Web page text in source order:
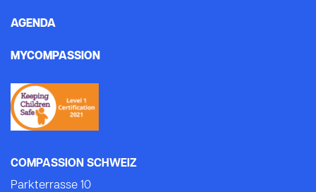
AGENDA
MYCOMPASSION
COMPASSION SCHWEIZ
Parkterrasse 10